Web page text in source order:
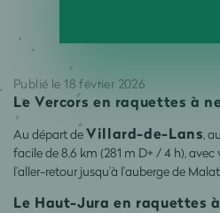
Publié le 18 février 2026
Le Vercors en raquettes à
Au départ deVillard-de-Lans,
facile de 8,6 km (281 m D+ / 4 h),
l’aller-retour jusqu’à l’auberge de
Le Haut-Jura en raquettes